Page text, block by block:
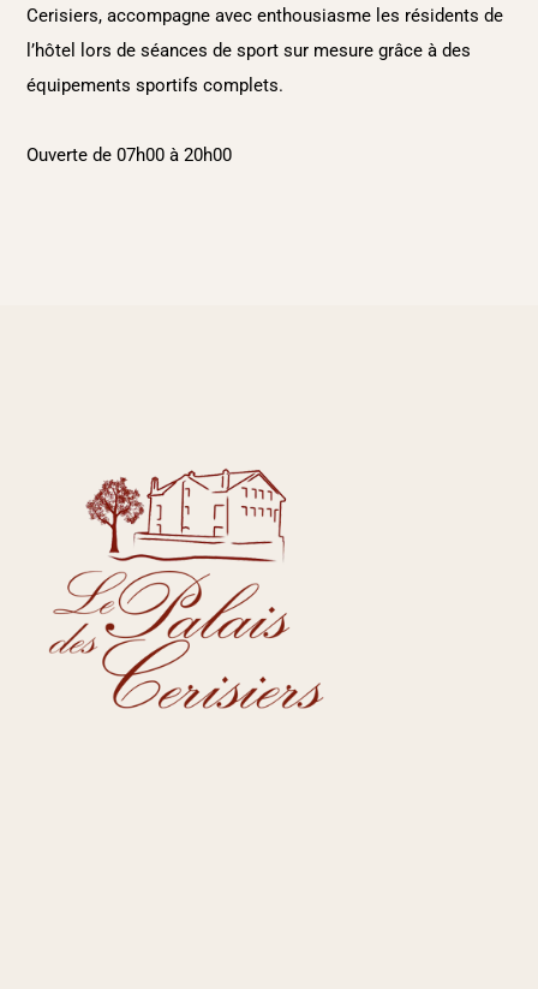
Cerisiers, accompagne avec enthousiasme les résidents de
l’hôtel lors de séances de sport sur mesure grâce à des
équipements sportifs complets.
Ouverte de 07h00 à 20h00